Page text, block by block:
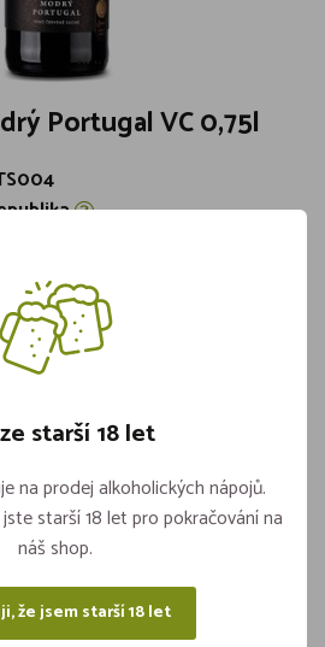
Portugal VC 0,75l
Vložit do košíku
starší 18 let
na prodej alkoholických nápojů.
starší 18 let pro pokračování na
náš shop.
že jsem starší 18 let